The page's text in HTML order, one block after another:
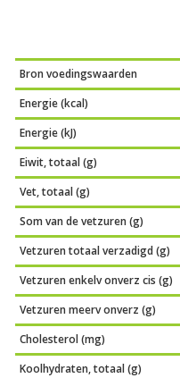
Bron voedingswaarden
Energie (kcal)
Energie (kJ)
Eiwit, totaal (g)
Vet, totaal (g)
Som van de vetzuren (g)
Vetzuren totaal verzadigd (g)
Vetzuren enkelv onverz cis (g)
Vetzuren meerv onverz (g)
Cholesterol (mg)
Koolhydraten, totaal (g)